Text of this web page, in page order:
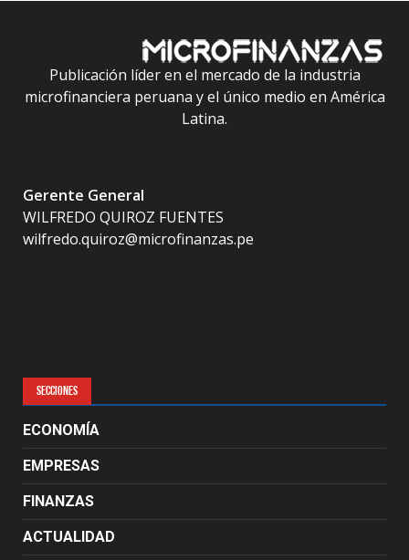
Publicación líder en el mercado de la industria
microfinanciera peruana y el único medio en América
Latina.
Gerente General
WILFREDO QUIROZ FUENTES
wilfredo.quiroz@microfinanzas.pe
SECCIONES
ECONOMÍA
EMPRESAS
FINANZAS
ACTUALIDAD